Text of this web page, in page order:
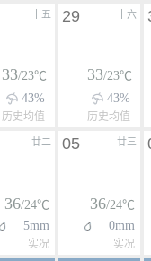
十五
33/23℃
43%
历史均值
十六
29
33/23℃
43%
历史均值
廿二
36/24℃
5mm
实况
廿三
05
36/24℃
0mm
实况